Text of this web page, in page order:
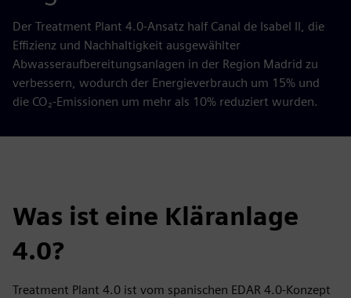
Der Treatment Plant 4.0-Ansatz half Canal de Isabel II, die
Effizienz und Nachhaltigkeit ausgewählter
Abwasseraufbereitungsanlagen in der Region Madrid zu
verbessern, wodurch der Energieverbrauch um 15% und
die CO₂-Emissionen um mehr als 10% reduziert wurden.
Was ist eine Kläranlage
4.0?
Treatment Plant 4.0 ist vom spanischen EDAR 4.0-Konzept